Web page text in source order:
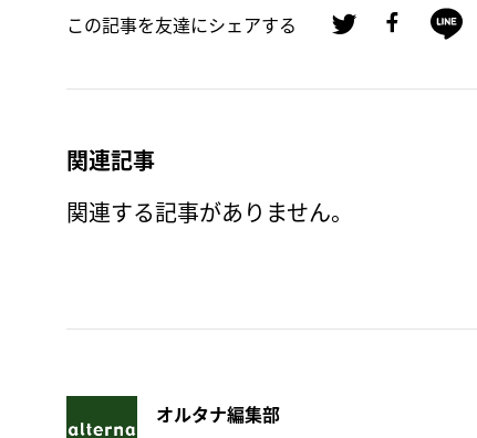
この記事を友達にシェアする
関連記事
関連する記事がありません。
オルタナ編集部